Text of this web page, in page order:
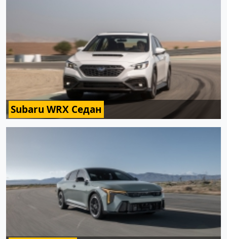
Subaru WRX Седан